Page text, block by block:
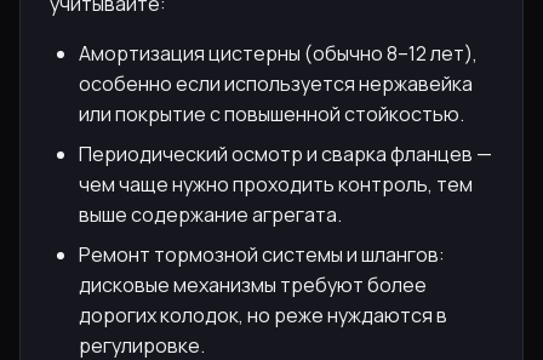
Амортизация цистерны (обычно 8–12 лет),
особенно если используется нержавейка
или покрытие с повышенной стойкостью.
Периодический осмотр и сварка фланцев —
чем чаще нужно проходить контроль, тем
выше содержание агрегата.
Ремонт тормозной системы и шлангов:
дисковые механизмы требуют более
дорогих колодок, но реже нуждаются в
регулировке.